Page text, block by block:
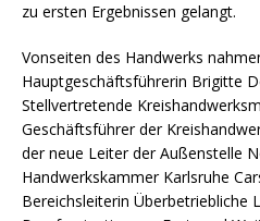
zu ersten Ergebnissen gelangt.
Vonseiten des Handwerks
Hauptgeschäftsführerin Brigitte
Stellvertretende
Geschäftsführer der
der neue Leiter der Außenstelle
Handwerkskammer Karlsruhe
Bereichsleiterin Überbetriebliche